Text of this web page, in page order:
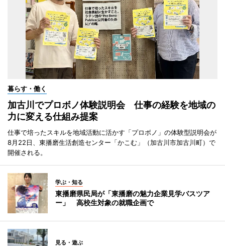
暮らす・働く
加古川でプロボノ体験説明会 仕事の経験を地域の
力に変える仕組み提案
仕事で培ったスキルを地域活動に活かす「プロボノ」の体験型説明会が
8月22日、東播磨生活創造センター「かこむ」（加古川市加古川町）で
開催される。
学ぶ・知る
東播磨県民局が「東播磨の魅力企業見学バスツア
ー」 高校生対象の就職企画で
見る・遊ぶ